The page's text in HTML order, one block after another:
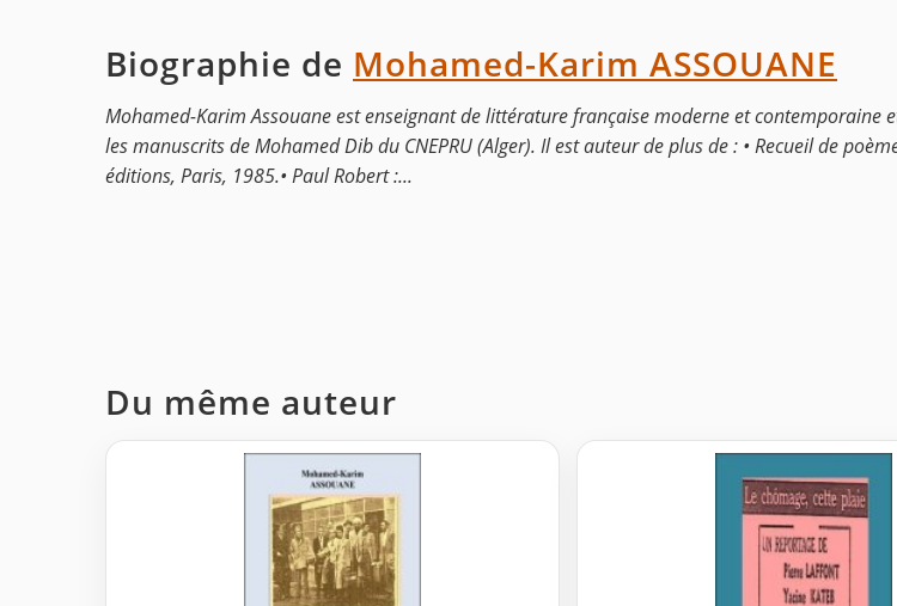
Biographie de Mohamed-Karim ASSOUANE
Mohamed-Karim Assouane est enseignant de littérature française moderne et contemporaine
les manuscrits de Mohamed Dib du CNEPRU (Alger). Il est auteur de plus de : • Recueil de
éditions, Paris, 1985.• Paul Robert :...
Du même auteur